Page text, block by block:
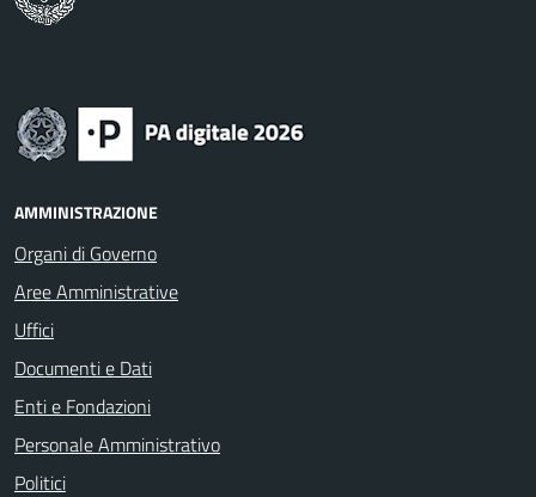
AMMINISTRAZIONE
Organi di Governo
Aree Amministrative
Uffici
Documenti e Dati
Enti e Fondazioni
Personale Amministrativo
Politici